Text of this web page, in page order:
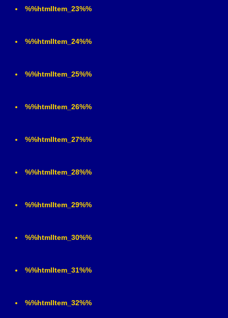
%%htmlItem_23%%
%%htmlItem_24%%
%%htmlItem_25%%
%%htmlItem_26%%
%%htmlItem_27%%
%%htmlItem_28%%
%%htmlItem_29%%
%%htmlItem_30%%
%%htmlItem_31%%
%%htmlItem_32%%